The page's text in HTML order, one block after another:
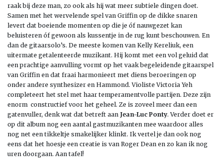
raak bij deze man, zo ook als hij wat meer subtiele dingen doet.
Samen met het wervelende spel van Griffin op de dikke snaren
levert dat boeiende momenten op die je óf nauwgezet kan
beluisteren óf gewoon als kussentje in de rug kunt beschouwen. En
dan de gitaarsolo’s. De meeste komen van Kelly Kereliuk, een
uitermate getalenteerde muzikant. Hij komt met een vol geluid dat
een prachtige aanvulling vormt op het vaak begeleidende gitaarspel
van Griffin en dat fraai harmonieert met diens beroeringen op
onder andere synthesizer en Hammond. Violiste Victoria Yeh
completeert het stel met haar temperamentvolle partijen. Deze zijn
enorm constructief voor het geheel. Ze is zoveel meer dan een
gatenvuller, denk wat dat betreft aan Jean-Luc Ponty. Verder doet er
op dit album nog een aantal gastmuzikanten mee waardoor alles
nog net een tikkeltje smakelijker klinkt. Ik vertel je dan ook nog
eens dat het hoesje een creatie is van Roger Dean en zo kan ik nog
uren doorgaan. Aan tafel!